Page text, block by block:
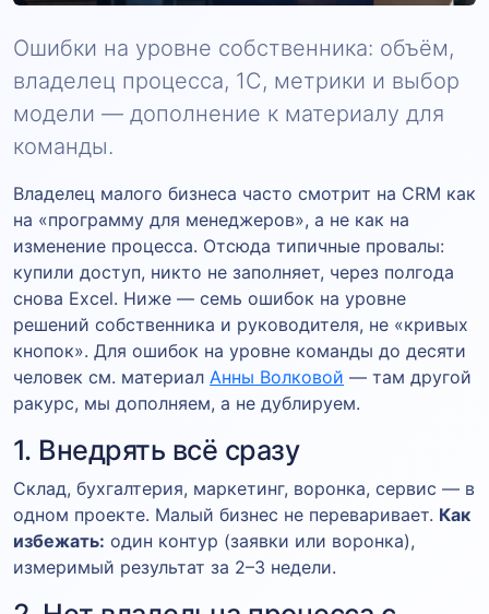
Ошибки на уровне собственника: объём,
владелец процесса, 1С, метрики и выбор
модели — дополнение к материалу для
команды.
Владелец малого бизнеса часто смотрит на CRM как
на «программу для менеджеров», а не как на
изменение процесса. Отсюда типичные провалы:
купили доступ, никто не заполняет, через полгода
снова Excel. Ниже — семь ошибок на уровне
решений собственника и руководителя, не «кривых
кнопок». Для ошибок на уровне команды до десяти
человек см. материал Анны Волковой — там другой
ракурс, мы дополняем, а не дублируем.
1. Внедрять всё сразу
Склад, бухгалтерия, маркетинг, воронка, сервис — в
одном проекте. Малый бизнес не переваривает. Как
избежать: один контур (заявки или воронка),
измеримый результат за 2–3 недели.